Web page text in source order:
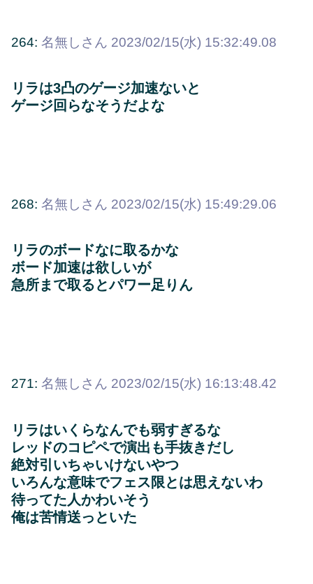
264: 名無しさん 2023/02/15(水) 15:32:49.08
リラは3凸のゲージ加速ないと
ゲージ回らなそうだよな
268: 名無しさん 2023/02/15(水) 15:49:29.06
リラのボードなに取るかな
ボード加速は欲しいが
急所まで取るとパワー足りん
271: 名無しさん 2023/02/15(水) 16:13:48.42
リラはいくらなんでも弱すぎるな
レッドのコピペで演出も手抜きだし
絶対引いちゃいけないやつ
いろんな意味でフェス限とは思えないわ
待ってた人かわいそう
俺は苦情送っといた